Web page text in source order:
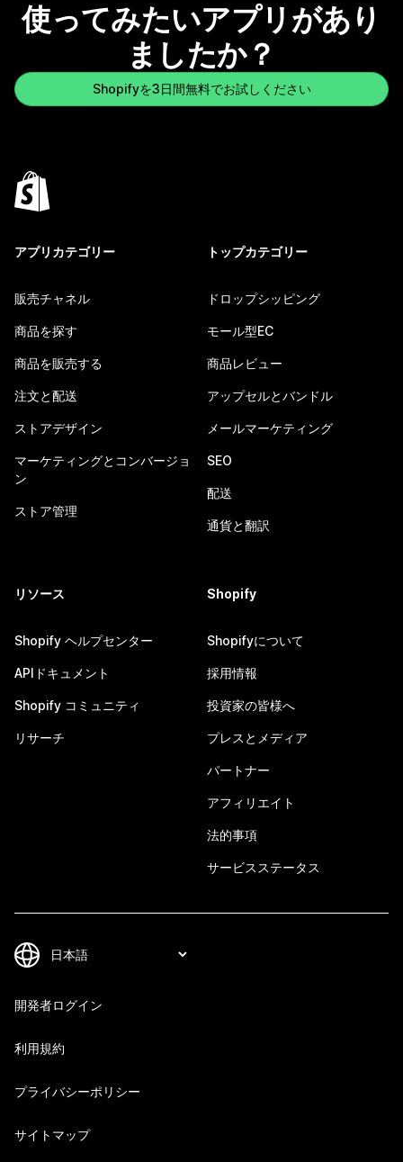
使ってみたいアプリがあり
ましたか？
Shopifyを3日間無料でお試しください
アプリカテゴリー
販売チャネル
商品を探す
商品を販売する
注文と配送
ストアデザイン
マーケティングとコンバージョ
ン
ストア管理
トップカテゴリー
ドロップシッピング
モール型EC
商品レビュー
アップセルとバンドル
メールマーケティング
SEO
配送
通貨と翻訳
リソース
Shopify ヘルプセンター
APIドキュメント
Shopify コミュニティ
リサーチ
Shopify
Shopifyについて
採用情報
投資家の皆様へ
プレスとメディア
パートナー
アフィリエイト
法的事項
サービスステータス
開発者ログイン
利用規約
プライバシーポリシー
サイトマップ